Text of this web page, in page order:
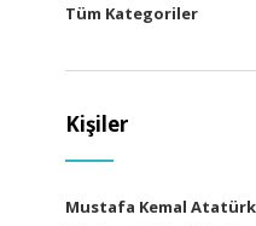
Tüm Kategoriler
Kişiler
Mustafa Kemal Atatürk